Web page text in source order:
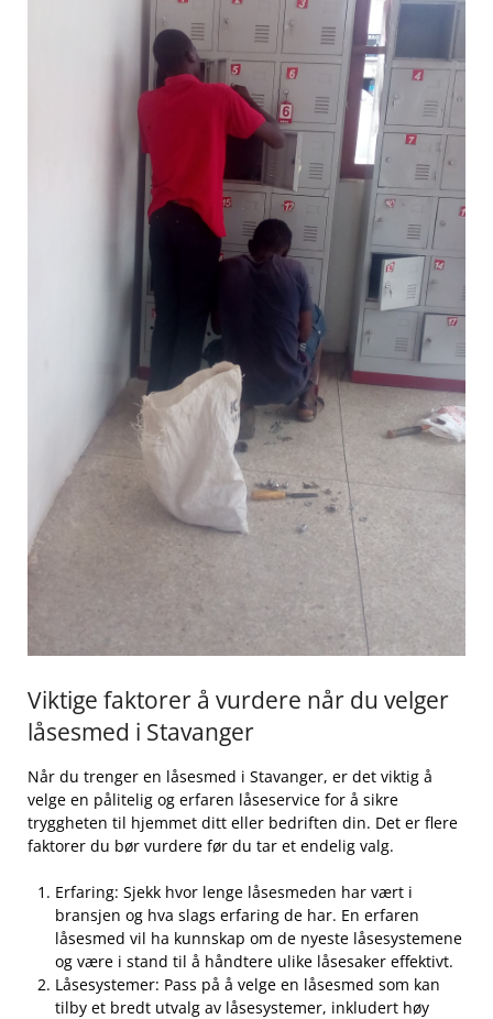
Viktige faktorer ⁣å vurdere når du velger
låsesmed i Stavanger
Når du trenger en låsesmed i Stavanger, er det viktig å
velge en pålitelig ‍og ​erfaren låseservice‌ for å​ sikre
tryggheten til hjemmet ditt eller bedriften din. Det er flere
faktorer du bør vurdere før du tar et endelig valg.
Erfaring: Sjekk hvor lenge låsesmeden har vært i
bransjen ‌og hva slags erfaring de har. En erfaren ​
låsesmed vil ha⁣ kunnskap ⁣om de nyeste⁢ låsesystemene
og være i stand til ​å håndtere ulike låsesaker⁣ effektivt.
Låsesystemer: Pass på å⁢ velge en låsesmed som⁢ kan⁢
tilby‌ et bredt utvalg av låsesystemer, inkludert høy